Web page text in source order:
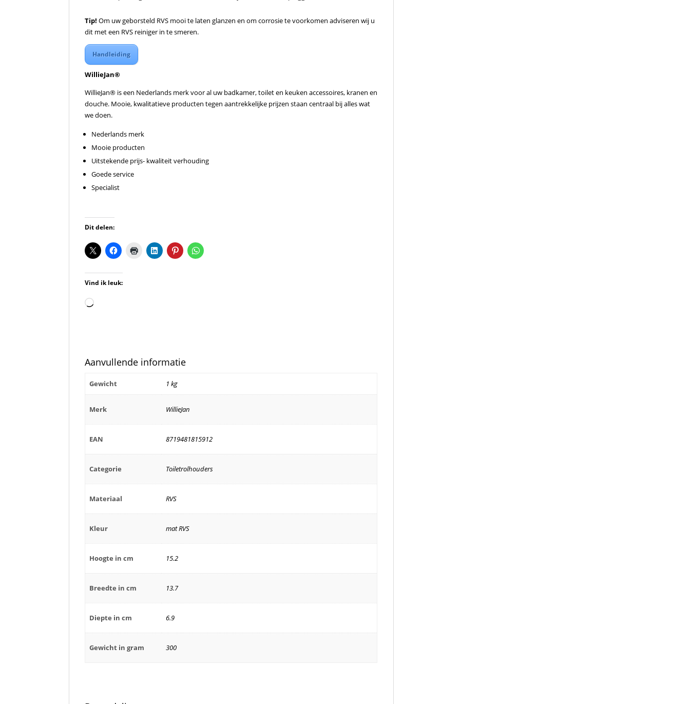
Tip! Om uw geborsteld RVS mooi te laten glanzen en om corrosie te voorkomen adviseren wij u
dit met een RVS reiniger in te smeren.
Handleiding
WillieJan®
WillieJan® is een Nederlands merk voor al uw badkamer, toilet en keuken accessoires, kranen en
douche. Mooie, kwalitatieve producten tegen aantrekkelijke prijzen staan centraal bij alles wat
we doen.
Nederlands merk
Mooie producten
Uitstekende prijs- kwaliteit verhouding
Goede service
Specialist
Dit delen:
Vind ik leuk:
Aan
Aanvullende informatie
Gewicht 1 kg
Merk WillieJan
EAN 8719481815912
Categorie Toiletrolhouders
Materiaal RVS
Kleur mat RVS
Hoogte in cm 15.2
Breedte in cm 13.7
Diepte in cm 6.9
Gewicht in gram 300